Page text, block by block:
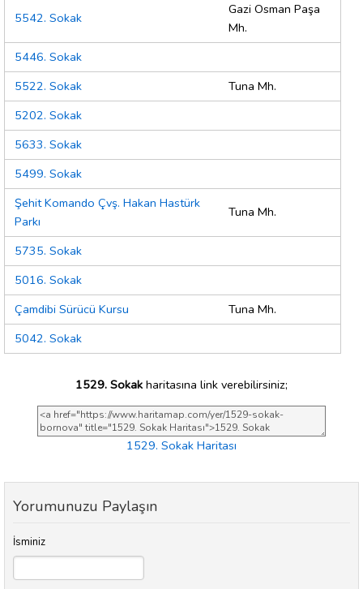
5542. Sokak
Gazi Osman Paşa
Mh.
5446. Sokak
5522. Sokak
Tuna Mh.
5202. Sokak
5633. Sokak
5499. Sokak
Şehit Komando Çvş. Hakan Hastürk
Parkı
Tuna Mh.
5735. Sokak
5016. Sokak
Çamdibi Sürücü Kursu
Tuna Mh.
5042. Sokak
1529. Sokak haritasına link verebilirsiniz;
1529. Sokak Haritası
Yorumunuzu Paylaşın
İsminiz